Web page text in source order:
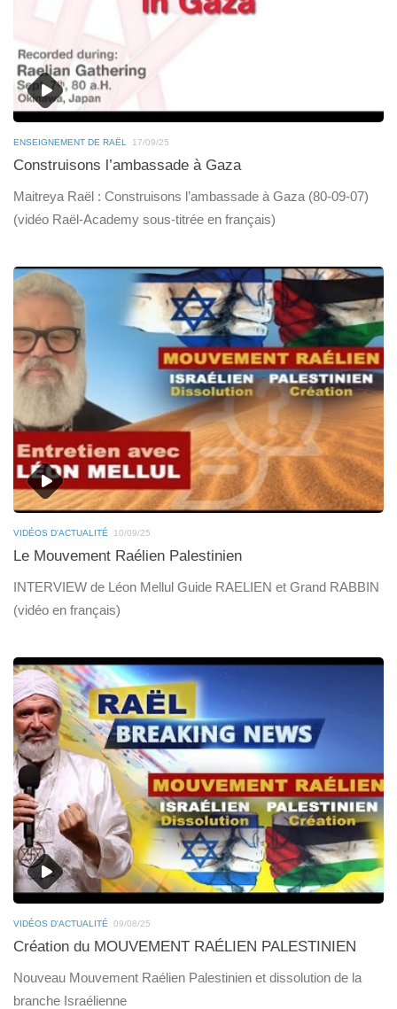
ENSEIGNEMENT DE RAËL 17/09/25
Construisons l’ambassade à Gaza
Maitreya Raël : Construisons l’ambassade à Gaza (80-09-07)
(vidéo Raël-Academy sous-titrée en français)
VIDÉOS D'ACTUALITÉ 10/09/25
Le Mouvement Raélien Palestinien
INTERVIEW de Léon Mellul Guide RAELIEN et Grand RABBIN
(vidéo en français)
VIDÉOS D'ACTUALITÉ 09/08/25
Création du MOUVEMENT RAÉLIEN PALESTINIEN
Nouveau Mouvement Raélien Palestinien et dissolution de la
branche Israélienne